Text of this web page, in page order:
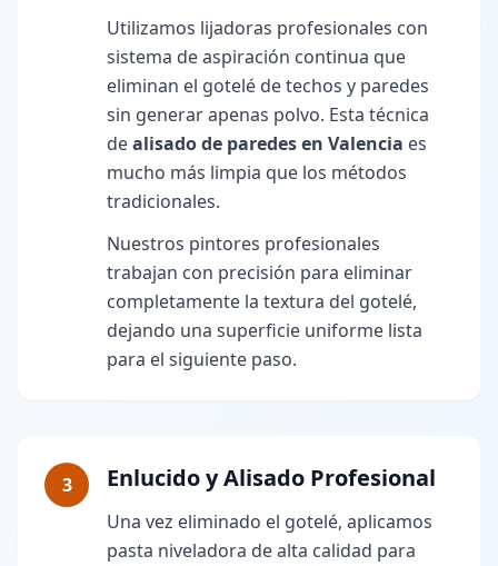
Utilizamos lijadoras profesionales con
sistema de aspiración continua que
eliminan el gotelé de techos y paredes
sin generar apenas polvo. Esta técnica
dealisado de paredes en Valencia es
mucho más limpia que los métodos
tradicionales.
Nuestros pintores profesionales
trabajan con precisión para eliminar
completamente la textura del gotelé,
dejando una superficie uniforme lista
para el siguiente paso.
3 Enlucido y Alisado Profesional
Una vez eliminado el gotelé, aplicamos
pasta niveladora de alta calidad para